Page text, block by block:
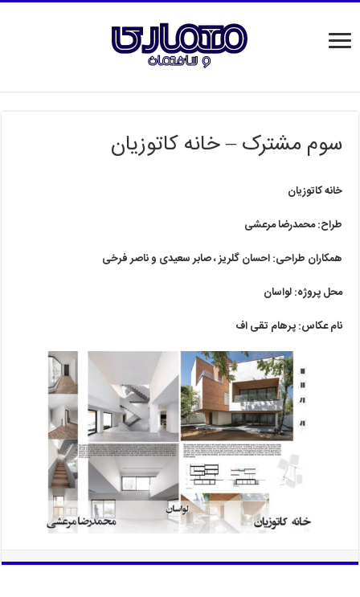
سوم مشترک – خانه کاتوزیان
خانه کاتوزیان
طراح: محمدرضا مرعشی
همکاران طراحی: احسان گلریز ، صابر سعیدی و ناصر فرخی
محل پروژه: لواسان
نام عکاس: پرهام تقی اف